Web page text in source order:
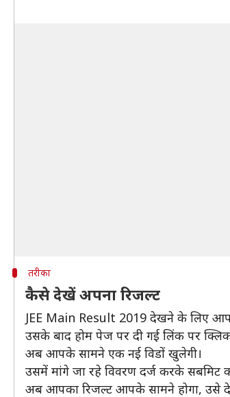
तरीका
कैसे देखें अपना रिजल्ट
JEE Main Result 2019 देखने के लिए
उसके बाद होम पेज पर दी गई लिंक पर
अब आपके सामने एक नई विडों खुलेगी।
उसमें मांगे जा रहे विवरण दर्ज करके सबमिट
अब आपका रिजल्ट आपके सामने होगा, उसे